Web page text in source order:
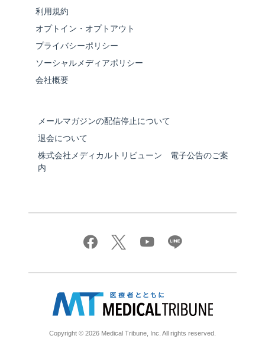
利用規約
オプトイン・オプトアウト
プライバシーポリシー
ソーシャルメディアポリシー
会社概要
メールマガジンの配信停止について
退会について
株式会社メディカルトリビューン 電子公告のご案
内
Copyright © 2026 Medical Tribune, Inc. All rights reserved.